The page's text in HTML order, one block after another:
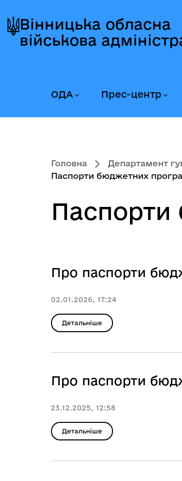
до
головного
до
головного
вмісту
до
головного
колонтитула
Вінницька обласна
військова
ОДА Прес-центр
Головна Департамент
Паспорти бюджетних
Паспорти
Про паспорти
02.01.2026, 17:24
Детальніше
Про паспорти
23.12.2025, 12:58
Детальніше